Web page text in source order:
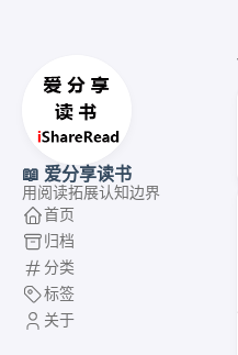
📖 爱分享读书
用阅读拓展认知边界
首页
归档
分类
标签
关于